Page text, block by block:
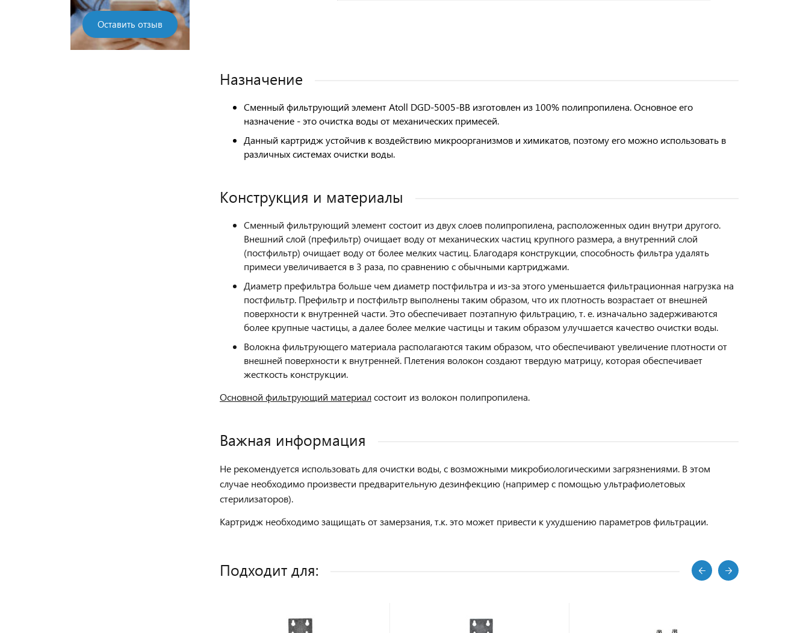
Оставить отзыв
Назначение
Сменный фильтрующий элемент Atoll DGD-5005-BB изготовлен из 100% полипропилена. Основное его
назначение - это очистка воды от механических примесей.
Данный картридж устойчив к воздействию микроорганизмов и химикатов, поэтому его можно использовать в
различных системах очистки воды.
Конструкция и материалы
Сменный фильтрующий элемент состоит из двух слоев полипропилена, расположенных один внутри другого.
Внешний слой (префильтр) очищает воду от механических частиц крупного размера, а внутренний слой
(постфильтр) очищает воду от более мелких частиц. Благодаря конструкции, способность фильтра удалять
примеси увеличивается в 3 раза, по сравнению с обычными картриджами.
Диаметр префильтра больше чем диаметр постфильтра и из-за этого уменьшается фильтрационная нагрузка на
постфильтр. Префильтр и постфильтр выполнены таким образом, что их плотность возрастает от внешней
поверхности к внутренней части. Это обеспечивает поэтапную фильтрацию, т. е. изначально задерживаются
более крупные частицы, а далее более мелкие частицы и таким образом улучшается качество очистки воды.
Волокна фильтрующего материала располагаются таким образом, что обеспечивают увеличение плотности от
внешней поверхности к внутренней. Плетения волокон создают твердую матрицу, которая обеспечивает
жесткость конструкции.
Основной фильтрующий материалсостоит из волокон полипропилена.
Важная информация
Не рекомендуется использовать для очистки воды, с возможными микробиологическими загрязнениями. В этом
случае необходимо произвести предварительную дезинфекцию (например с помощью ультрафиолетовых
стерилизаторов).
Картридж необходимо защищать от замерзания, т.к. это может привести к ухудшению параметров фильтрации.
Подходит для: